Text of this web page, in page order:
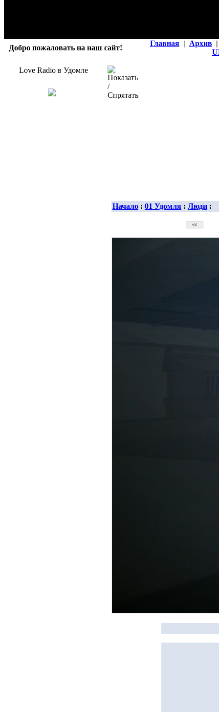
Добро пожаловать на наш сайт!
Главная | Архив |
Love Radio в Удомле
Начало : 01 Удомля : Люди :